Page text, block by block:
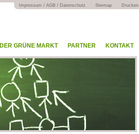
Drucken
Sitemap
Impressum / AGB / Datenschutz
KONTAKT
PARTNER
DER GRÜNE MARKT